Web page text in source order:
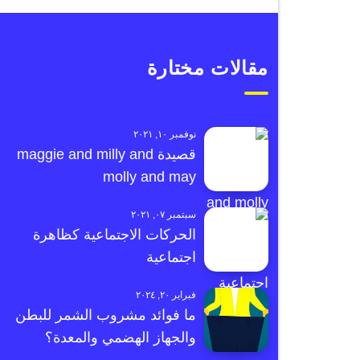
مقالات مختارة
نوفمبر ١٠, ٢٠٢١
قصيدة maggie and milly and
molly and may
سبتمبر ٠٧, ٢٠٢١
الحركات الاجتماعية كظاهرة
اجتماعية
فبراير ٢٠, ٢٠٢٤
ما فوائد مشروب الشمر للبطن
والجهاز الهضمي والمعدة؟